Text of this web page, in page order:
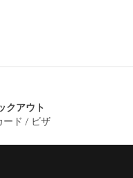
クアウト
ード / ビザ